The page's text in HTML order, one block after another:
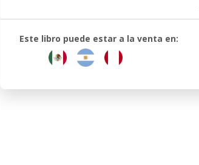
Este libro puede estar a la venta en: